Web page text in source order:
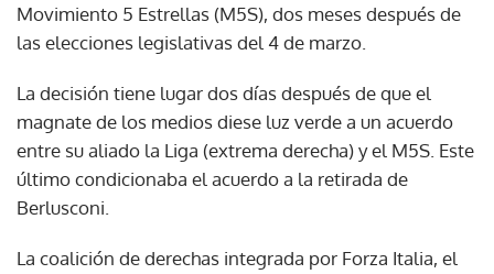
Movimiento 5 Estrellas (M5S), dos meses después de
las elecciones legislativas del 4 de marzo.
La decisión tiene lugar dos días después de que el
magnate de los medios diese luz verde a un acuerdo
entre su aliado la Liga (extrema derecha) y el M5S. Este
último condicionaba el acuerdo a la retirada de
Berlusconi.
La coalición de derechas integrada por Forza Italia, el